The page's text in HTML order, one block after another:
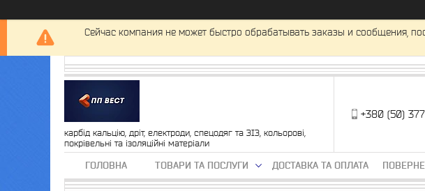
Сейчас компания не может быстро обрабатывать заказы и сообщения,
карбід кальцію, дріт, електроди, спецодяг та ЗІЗ, кольорові,
покрівельні та ізоляційні матеріали
+380 (50)
ГОЛОВНА ТОВАРИ ТА ПОСЛУГИ ДОСТАВКА ТА ОПЛАТА